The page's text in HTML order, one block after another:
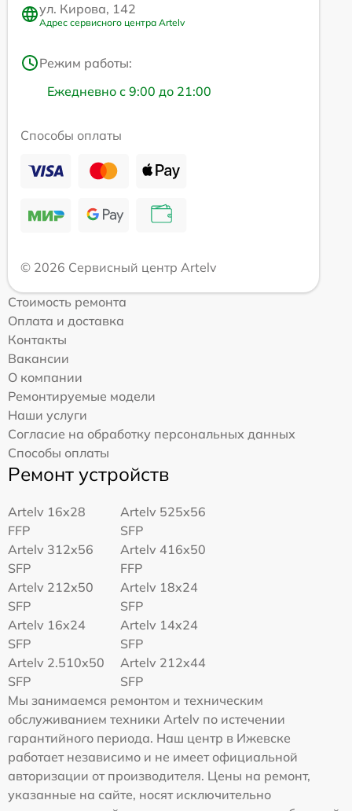
ул. Кирова, 142
Адрес сервисного центра Artelv
Режим работы:
Ежедневно с 9:00 до 21:00
Способы оплаты
© 2026 Сервисный центр Artelv
Стоимость ремонта
Оплата и доставка
Контакты
Вакансии
О компании
Ремонтируемые модели
Наши услуги
Согласие на обработку персональных данных
Способы оплаты
Ремонт устройств
Artelv 16x28
FFP
Artelv 525x56
SFP
Artelv 312x56
SFP
Artelv 416x50
FFP
Artelv 212x50
SFP
Artelv 18x24
SFP
Artelv 16x24
SFP
Artelv 14x24
SFP
Artelv 2.510x50
SFP
Artelv 212x44
SFP
Мы занимаемся ремонтом и техническим
обслуживанием техники Artelv по истечении
гарантийного периода. Наш центр в Ижевске
работает независимо и не имеет официальной
авторизации от производителя. Цены на ремонт,
указанные на сайте, носят исключительно